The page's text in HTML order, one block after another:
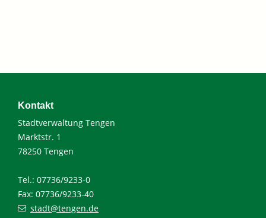
Kontakt
Stadtverwaltung Tengen
Marktstr. 1
78250 Tengen
Tel.: 07736/9233-0
Fax: 07736/9233-40
stadt@tengen.de